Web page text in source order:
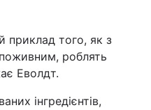
приклад того, як з
роблять
Еволдт.
інгредієнтів,